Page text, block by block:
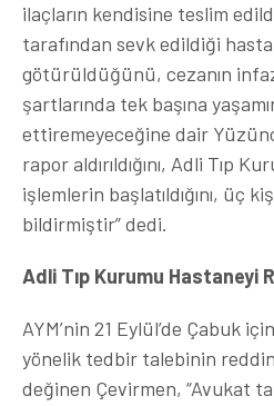
ilaçların kendisine teslim
tarafından sevk edildiği
götürüldüğünü, cezanın
şartlarında tek başına
ettiremeyeceğine dair
rapor aldırıldığını, Adli Tıp
işlemlerin başlatıldığını, üç
bildirmiştir” dedi.
Adli Tıp Kurumu Hastaneyi
AYM’nin 21 Eylül’de Çabuk
yönelik tedbir talebinin
değinen Çevirmen, “Avukat